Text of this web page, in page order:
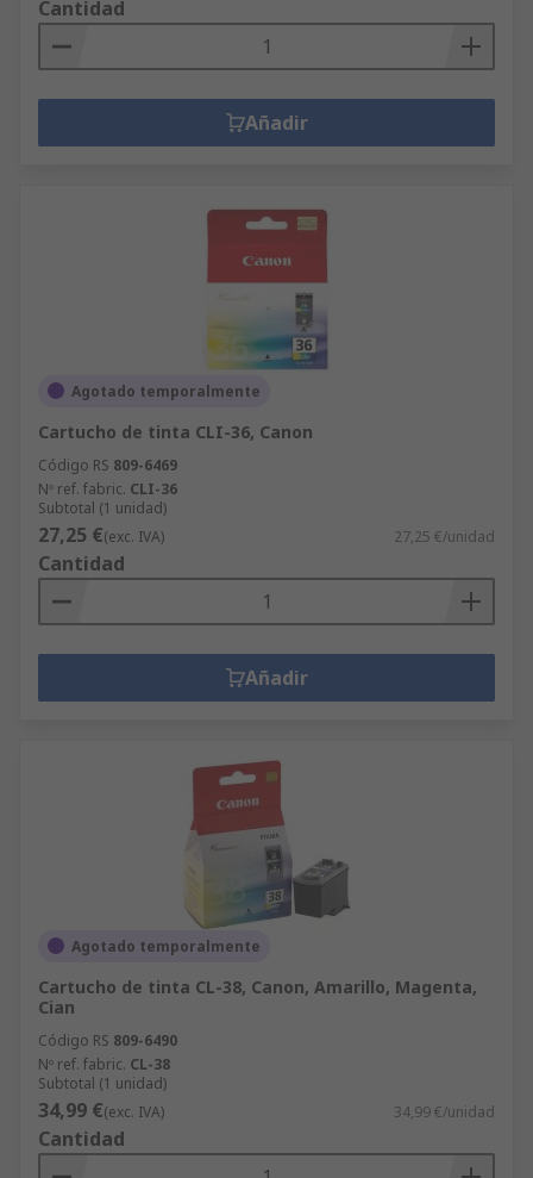
Cantidad
Añadir
Agotado temporalmente
Cartucho de tinta CLI-36, Canon
Código RS 809-6469
Nº ref. fabric. CLI-36
Subtotal (1 unidad)
27,25 €(exc. IVA) 27,25 €/unidad
Cantidad
Añadir
Agotado temporalmente
Cartucho de tinta CL-38, Canon, Amarillo, Magenta,
Cian
Código RS 809-6490
Nº ref. fabric. CL-38
Subtotal (1 unidad)
34,99 €(exc. IVA) 34,99 €/unidad
Cantidad